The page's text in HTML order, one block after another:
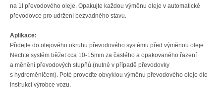
na 1l převodového oleje. Opakujte každou výměnu oleje v automatické
převodovce pro udržení bezvadného stavu.
Aplikace:
Přidejte do olejového okruhu převodového systému před výměnou oleje.
Nechte systém běžet cca 10-15min za častého a opakovaného řazení
a měnění převodových stupňů (nutné v případě převodovky
s hydroměničem). Poté proveďte obvyklou výměnu převodového oleje dle
instrukcí výrobce vozu.